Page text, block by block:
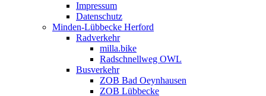
Impressum
Datenschutz
Minden-Lübbecke Herford
Radverkehr
milla.bike
Radschnellweg OWL
Busverkehr
ZOB Bad Oeynhausen
ZOB Lübbecke